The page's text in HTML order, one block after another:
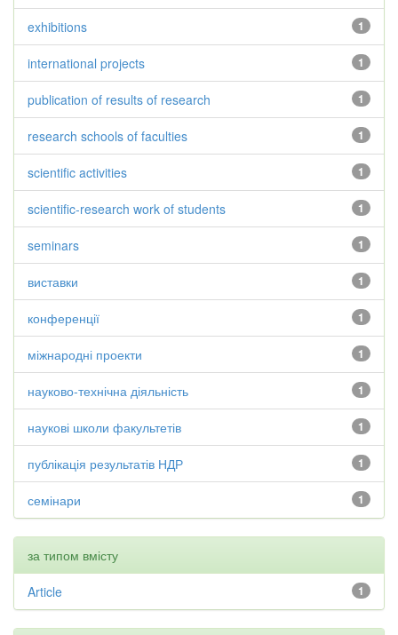
1
exhibitions
1
international projects
1
publication of results of research
1
research schools of faculties
1
scientific activities
1
scientific-research work of students
1
seminars
1
виставки
1
конференції
1
міжнародні проекти
1
науково-технічна діяльність
1
наукові школи факультетів
1
публікація результатів НДР
1
семінари
за типом вмісту
1
Article